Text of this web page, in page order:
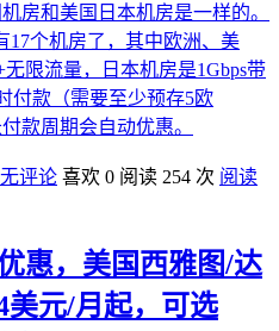
房和美国日本机房是一样的。
17个机房了，其中欧洲、美
限流量，日本机房是1Gbps带
付款（需要至少预存5欧
款周期会自动优惠。
评论 喜欢 0 阅读 254 次 阅读
惠，美国西雅图/达
美元/月起，可选